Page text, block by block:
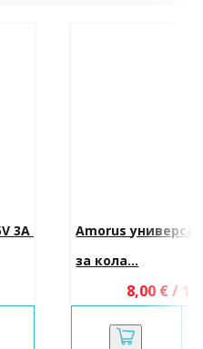
3A
Amorus
за кола...
8,00 € /